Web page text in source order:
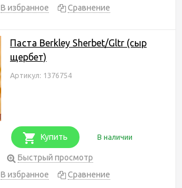
В избранное
Сравнение
Паста Berkley Sherbet/Gltr (сыр
щербет)
Артикул: 1376754
Купить В наличии
Быстрый просмотр
В избранное
Сравнение